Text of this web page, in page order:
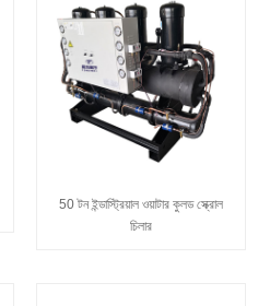
50 টন ইন্ডাস্ট্রিয়াল ওয়াটার কুলড স্ক্রোল
চিলার